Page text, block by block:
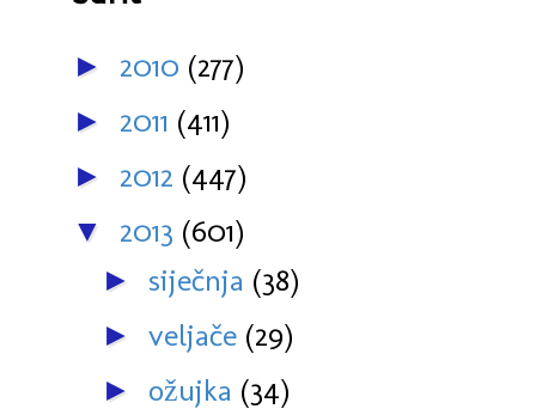
► 2010 (277)
► 2011 (411)
► 2012 (447)
▼ 2013 (601)
► siječnja (38)
► veljače (29)
► ožujka (34)